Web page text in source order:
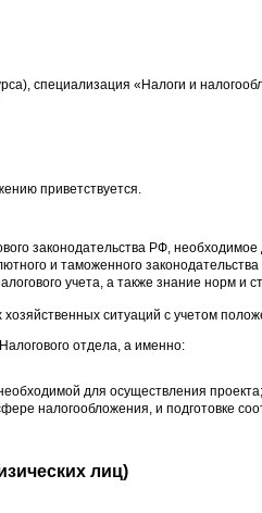
специализация «Налоги и
приветствуется.
законодательства РФ,
и таможенного
учета, а также знание норм и
ситуаций с учетом
отдела, а именно:
для осуществления проекта;
налогообложения, и подготовке
лиц)